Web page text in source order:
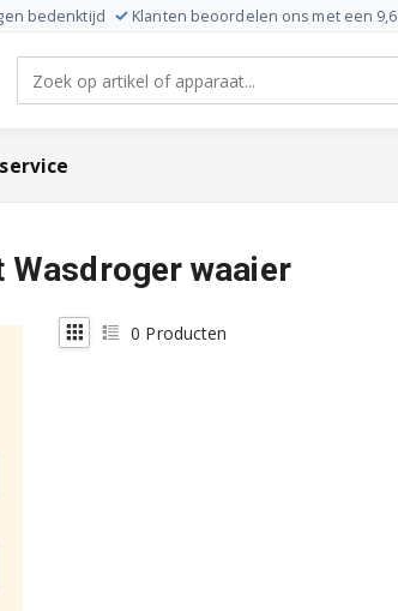
bedenktijd Klanten beoordelen ons met een 9,6
waaier
0 Producten